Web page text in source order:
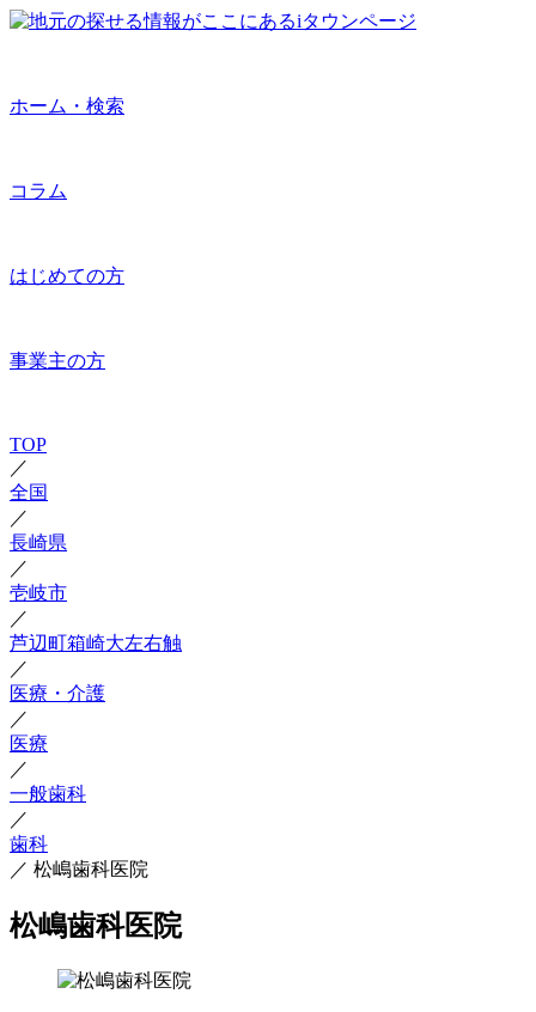
ホーム・検索
コラム
はじめての方
事業主の方
TOP
／
全国
／
長崎県
／
壱岐市
／
芦辺町箱崎大左右触
／
医療・介護
／
医療
／
一般歯科
／
歯科
／ 松嶋歯科医院
松嶋歯科医院